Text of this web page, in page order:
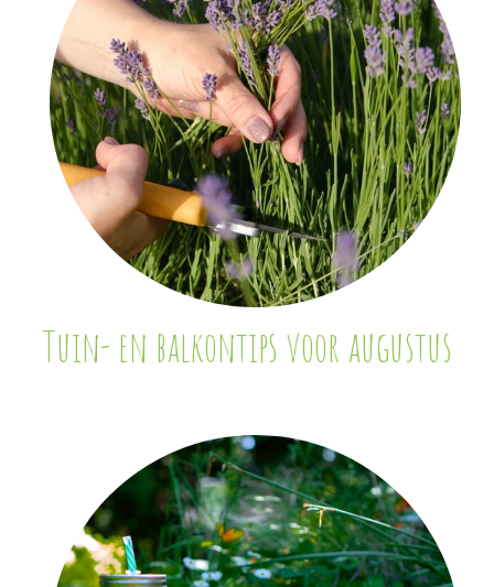
Tuin- en balkontips voor augustus